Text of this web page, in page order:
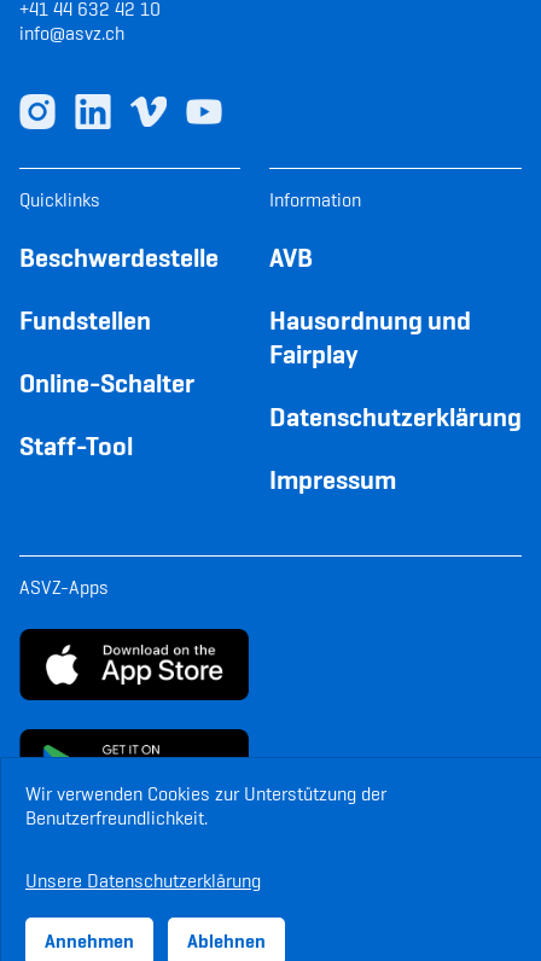
Wir verwenden Cookies zur Unterstützung der
Benutzerfreundlichkeit.
Unsere Datenschutzerklärung
Annehmen Ablehnen
+41 44 632 42 10
info@asvz.ch
Quicklinks
Beschwerdestelle
Fundstellen
Online-Schalter
Staff-Tool
Information
AVB
Hausordnung und
Fairplay
Datenschutzerklärung
Impressum
ASVZ-Apps
© Copyright ASVZ. Alle Rechte vorbehalten.